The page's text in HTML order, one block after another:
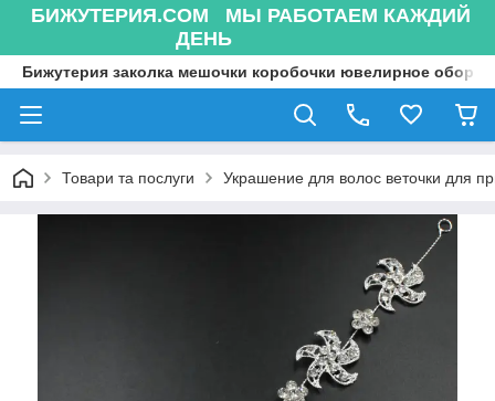
БИЖУТЕРИЯ.COM МЫ РАБОТАЕМ КАЖДИЙ
ДЕНЬ
Бижутерия заколка мешочки коробочки ювелирное
Товари та послуги Украшение для волос веточки для